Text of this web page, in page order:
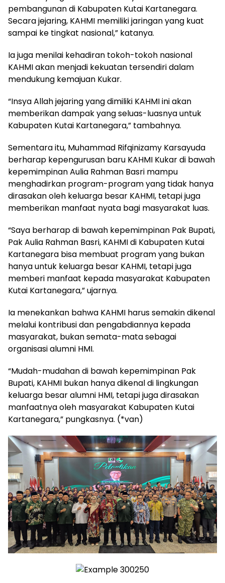
pembangunan di Kabupaten Kutai Kartanegara.
Secara jejaring, KAHMI memiliki jaringan yang kuat
sampai ke tingkat nasional,” katanya.
Ia juga menilai kehadiran tokoh-tokoh nasional
KAHMI akan menjadi kekuatan tersendiri dalam
mendukung kemajuan Kukar.
“Insya Allah jejaring yang dimiliki KAHMI ini akan
memberikan dampak yang seluas-luasnya untuk
Kabupaten Kutai Kartanegara,” tambahnya.
Sementara itu, Muhammad Rifqinizamy Karsayuda
berharap kepengurusan baru KAHMI Kukar di bawah
kepemimpinan Aulia Rahman Basri mampu
menghadirkan program-program yang tidak hanya
dirasakan oleh keluarga besar KAHMI, tetapi juga
memberikan manfaat nyata bagi masyarakat luas.
“Saya berharap di bawah kepemimpinan Pak Bupati,
Pak Aulia Rahman Basri, KAHMI di Kabupaten Kutai
Kartanegara bisa membuat program yang bukan
hanya untuk keluarga besar KAHMI, tetapi juga
memberi manfaat kepada masyarakat Kabupaten
Kutai Kartanegara,” ujarnya.
Ia menekankan bahwa KAHMI harus semakin dikenal
melalui kontribusi dan pengabdiannya kepada
masyarakat, bukan semata-mata sebagai
organisasi alumni HMI.
“Mudah-mudahan di bawah kepemimpinan Pak
Bupati, KAHMI bukan hanya dikenal di lingkungan
keluarga besar alumni HMI, tetapi juga dirasakan
manfaatnya oleh masyarakat Kabupaten Kutai
Kartanegara,” pungkasnya. (*van)